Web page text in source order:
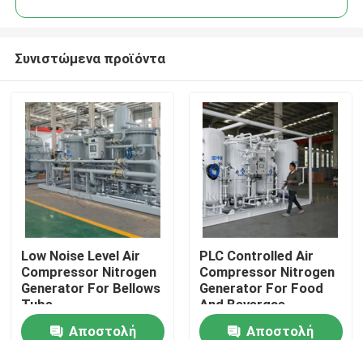
Σπίτι
Προϊόντα
Συνιστώμενα προϊόντα
Low Noise Level Air
Compressor Nitrogen
Generator For Bellows
Tube
Αποστολή
PLC Controlled Air
Compressor Nitrogen
Generator For Food
And Bevergae
Αποστολή